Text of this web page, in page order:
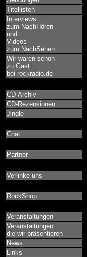
Titellisten
Interviews
zum NachHören
und
Videos
zum NachSehen
Wir waren schon
zu Gast
bei rockradio.de
CD-Archiv
CD-Rezensionen
Jingle
Chat
Partner
Verlinke uns
RockShop
Veranstaltungen
Veranstaltungen
die wir präsentieren
News
Links